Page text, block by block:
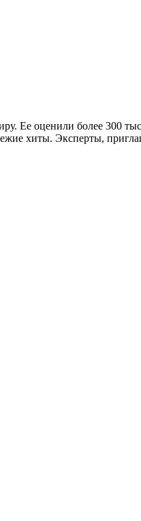
Ее оценили более 300
хиты. Эксперты,